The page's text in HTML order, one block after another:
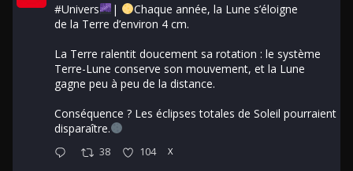
#Univers |
Chaque année, la Lune s’éloigne
de la Terre d’environ 4 cm.
La Terre ralentit doucement sa rotation : le système
Terre-Lune conserve son mouvement, et la Lune
gagne peu à peu de la distance.
Conséquence ? Les éclipses totales de Soleil pourraient
disparaître.
38 104 X